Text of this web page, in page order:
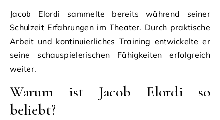
Jacob Elordi sammelte bereits während seiner
Schulzeit Erfahrungen im Theater. Durch praktische
Arbeit und kontinuierliches Training entwickelte er
seine schauspielerischen Fähigkeiten erfolgreich
weiter.
Warum ist Jacob Elordi so
beliebt?